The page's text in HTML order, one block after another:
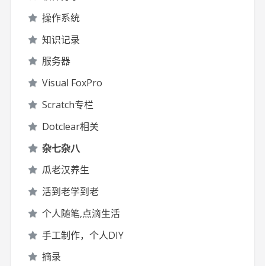
操作系统
知识记录
服务器
Visual FoxPro
Scratch专栏
Dotclear相关
杂七杂八
瓜老汉养生
活到老学到老
个人随笔,点滴生活
手工制作，个人DIY
摘录